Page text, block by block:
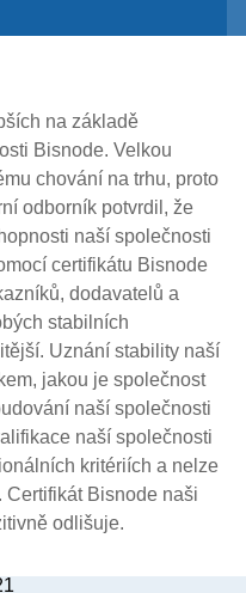
na základě
Bisnode. Velkou
chování na trhu, proto
odborník potvrdil, že
naší společnosti
certifikátu Bisnode
dodavatelů a
stabilních
Uznání stability naší
jakou je společnost
naší společnosti
naší společnosti
kritériích a nelze
Certifikát Bisnode naši
odlišuje.